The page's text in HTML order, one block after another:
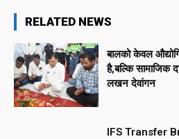
RELATED NEWS
बालको केवल
है,बल्कि सामाजिक
लखन देवांगन
IFS Transfer